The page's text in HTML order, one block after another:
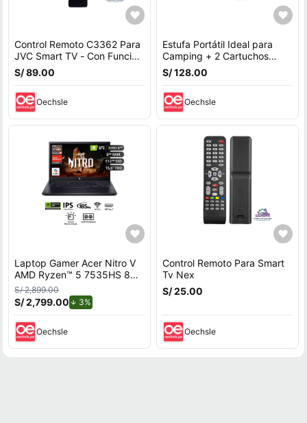
Control Remoto C3362 Para
JVC Smart TV - Con Función
De Voz
S/ 89.00
Oechsle
Estufa Portátil Ideal para
Camping + 2 Cartuchos
485ml
S/ 128.00
Oechsle
Laptop Gamer Acer Nitro V
AMD Ryzen™ 5 7535HS 8GB
RAM 512GB SSD 15.6"" RTX
3050.
S/ 2,899.00
S/ 2,799.00 3%
Oechsle
Control Remoto Para Smart
Tv Nex
S/ 25.00
Oechsle